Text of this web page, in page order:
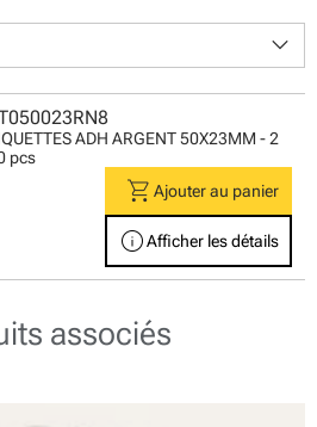
keyboard_arrow_down
ADH ARGENT 50X23MM - 2
pcs
shopping_cart Ajouter au panier
infoAfficher les détails
associés